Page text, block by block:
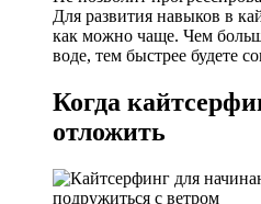
Для развития навыков в
как можно чаще. Чем
воде, тем быстрее будете
Когда
отложить